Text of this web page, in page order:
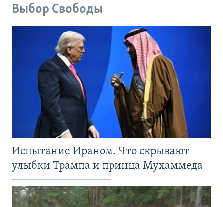
Выбор Свободы
Испытание Ираном. Что скрывают
улыбки Трампа и принца Мухаммеда